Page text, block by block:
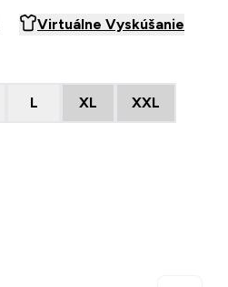
Virtuálne Vyskúšanie
L XL XXL